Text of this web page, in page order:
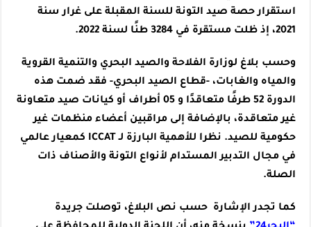
استقرار حصة صيد التونة للسنة المقبلة على غرار سنة
2021، إذ ظلت مستقرة في 3284 طنًا لسنة 2022.
وحسب بلاغ لوزارة الفلاحة والصيد البحري والتنمية القروية
والمياه والغابات، -قطاع الصيد البحري- فقد ضمت هذه
الدورة 52 طرفًا متعاقدًا و 05 أطراف أو كيانات صيد متعاونة
غير متعاقدة، بالإضافة إلى مراقبين أعضاء منظمات غير
حكومية للصيد. نظرا للأهمية البارزة لـ ICCAT كمعيار عالمي
في مجال التدبير المستدام لأنواع التونة والأصناف ذات
الصلة.
كما تجدر الإشارة حسب نص البلاغ، توصلت جريدة